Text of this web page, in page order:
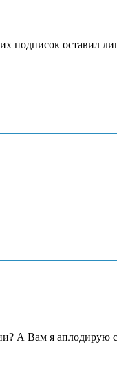
подписок оставил
А Вам я аплодирую